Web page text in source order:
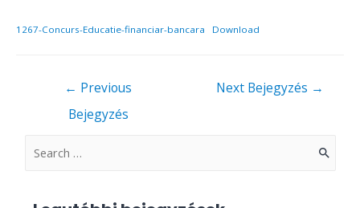
1267-Concurs-Educatie-financiar-bancara Download
← Previous
Bejegyzés
Next Bejegyzés →
S